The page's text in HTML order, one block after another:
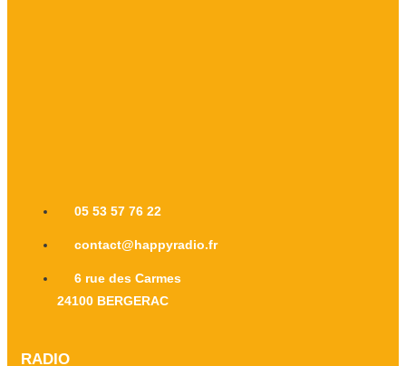
05 53 57 76 22
contact@happyradio.fr
6 rue des Carmes
24100 BERGERAC
RADIO